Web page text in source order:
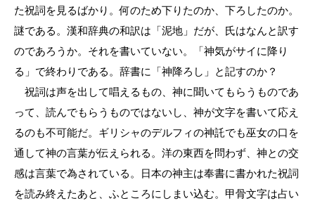
た祝詞を見るばかり。何のため下りたのか、下ろしたのか。
謎である。漢和辞典の和訳は「泥地」だが、氏はなんと訳す
のであろうか。それを書いていない。「神気がサイに降り
る」で終わりである。辞書に「神降ろし」と記すのか？
祝詞は声を出して唱えるもの、神に聞いてもらうものであ
って、読んでもらうものではないし、神が文字を書いて応え
るのも不可能だ。ギリシャのデルフィの神託でも巫女の口を
通して神の言葉が伝えられる。洋の東西を問わず、神との交
感は言葉で為されている。日本の神主は奉書に書かれた祝詞
を読み終えたあと、ふところにしまい込む。甲骨文字は占い